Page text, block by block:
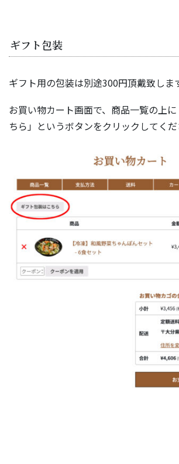
ギフト包装
ギフト用の包装は別途300円頂戴致しま
お買い物カート画面で、商品一覧の上
ちら」というボタンをクリックしてくだ